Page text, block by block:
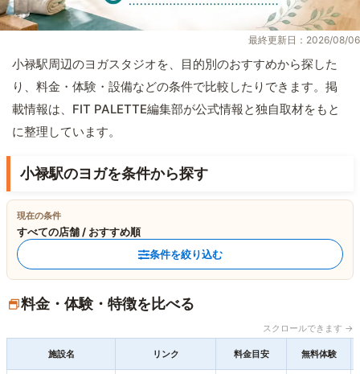
最終更新日：2026/08/06
小禄駅周辺のヨガスタジオを、目的別のおすすめから探した
り、料金・体験・設備などの条件で比較したりできます。掲
載情報は、FIT PALETTE編集部が公式情報と独自取材をもと
に整理しています。
小禄駅のヨガを条件から探す
現在の条件
すべての店舗 / おすすめ順
条件を絞り込む
料金・体験・特徴を比べる
スクロールできます →
施設名 リンク 料金目安 無料体験